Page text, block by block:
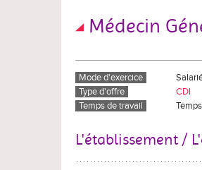
Médecin
Mode d'exercice
Type d'offre
CDI
Temps de travail
L'établissement /